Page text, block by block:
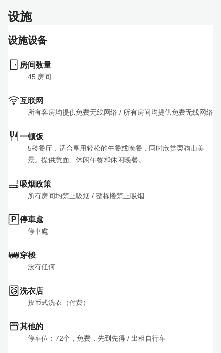
总计
（含税）
设施
设施设备
房间数量
45 房间
互联网
所有客房均提供免费无线网络 / 所有房间均提供免费无线网络
一顿饭
5楼餐厅，适合享用轻松的午餐或晚餐，同时欣赏栗驹山美
景。提供意面、休闲午餐和休闲晚餐。
吸烟政策
所有房间均禁止吸烟 / 整栋楼禁止吸烟
停車處
停車處
穿梭
没有任何
洗衣店
投币式洗衣（付费）
其他的
停车位：72个，免费，先到先得 / 出租自行车